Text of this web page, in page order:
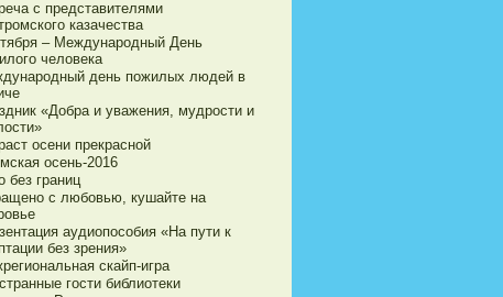
с представителями
казачества
– Международный День
человека
день пожилых людей в
«Добра и уважения, мудрости и
осени прекрасной
осень-2016
без границ
с любовью, кушайте на
аудиопособия «На пути к
без зрения»
скайп-игра
гости библиотеки